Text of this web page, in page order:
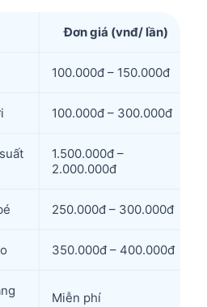
Đơn giá (vnđ/ lần)
100.000đ – 150.000đ
100.000đ – 300.000đ
1.500.000đ –
2.000.000đ
250.000đ – 300.000đ
350.000đ – 400.000đ
Miễn phí